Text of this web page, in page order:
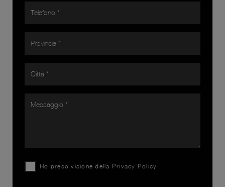
Ho preso visione della Privacy Policy